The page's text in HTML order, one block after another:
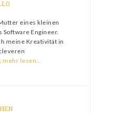
eines kleinen
Software Engineer.
meine Kreativität in
mehr lesen…